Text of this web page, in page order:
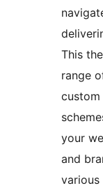
This
range
your
and